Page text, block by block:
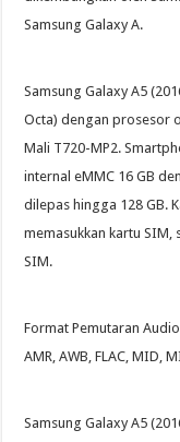
Samsung Galaxy A.
Samsung Galaxy A5
Octa) dengan prosesor
Mali T720-MP2.
internal eMMC 16 GB
dilepas hingga 128 GB.
memasukkan kartu SIM,
SIM.
Format Pemutaran
AMR, AWB, FLAC, MID,
Samsung Galaxy A5